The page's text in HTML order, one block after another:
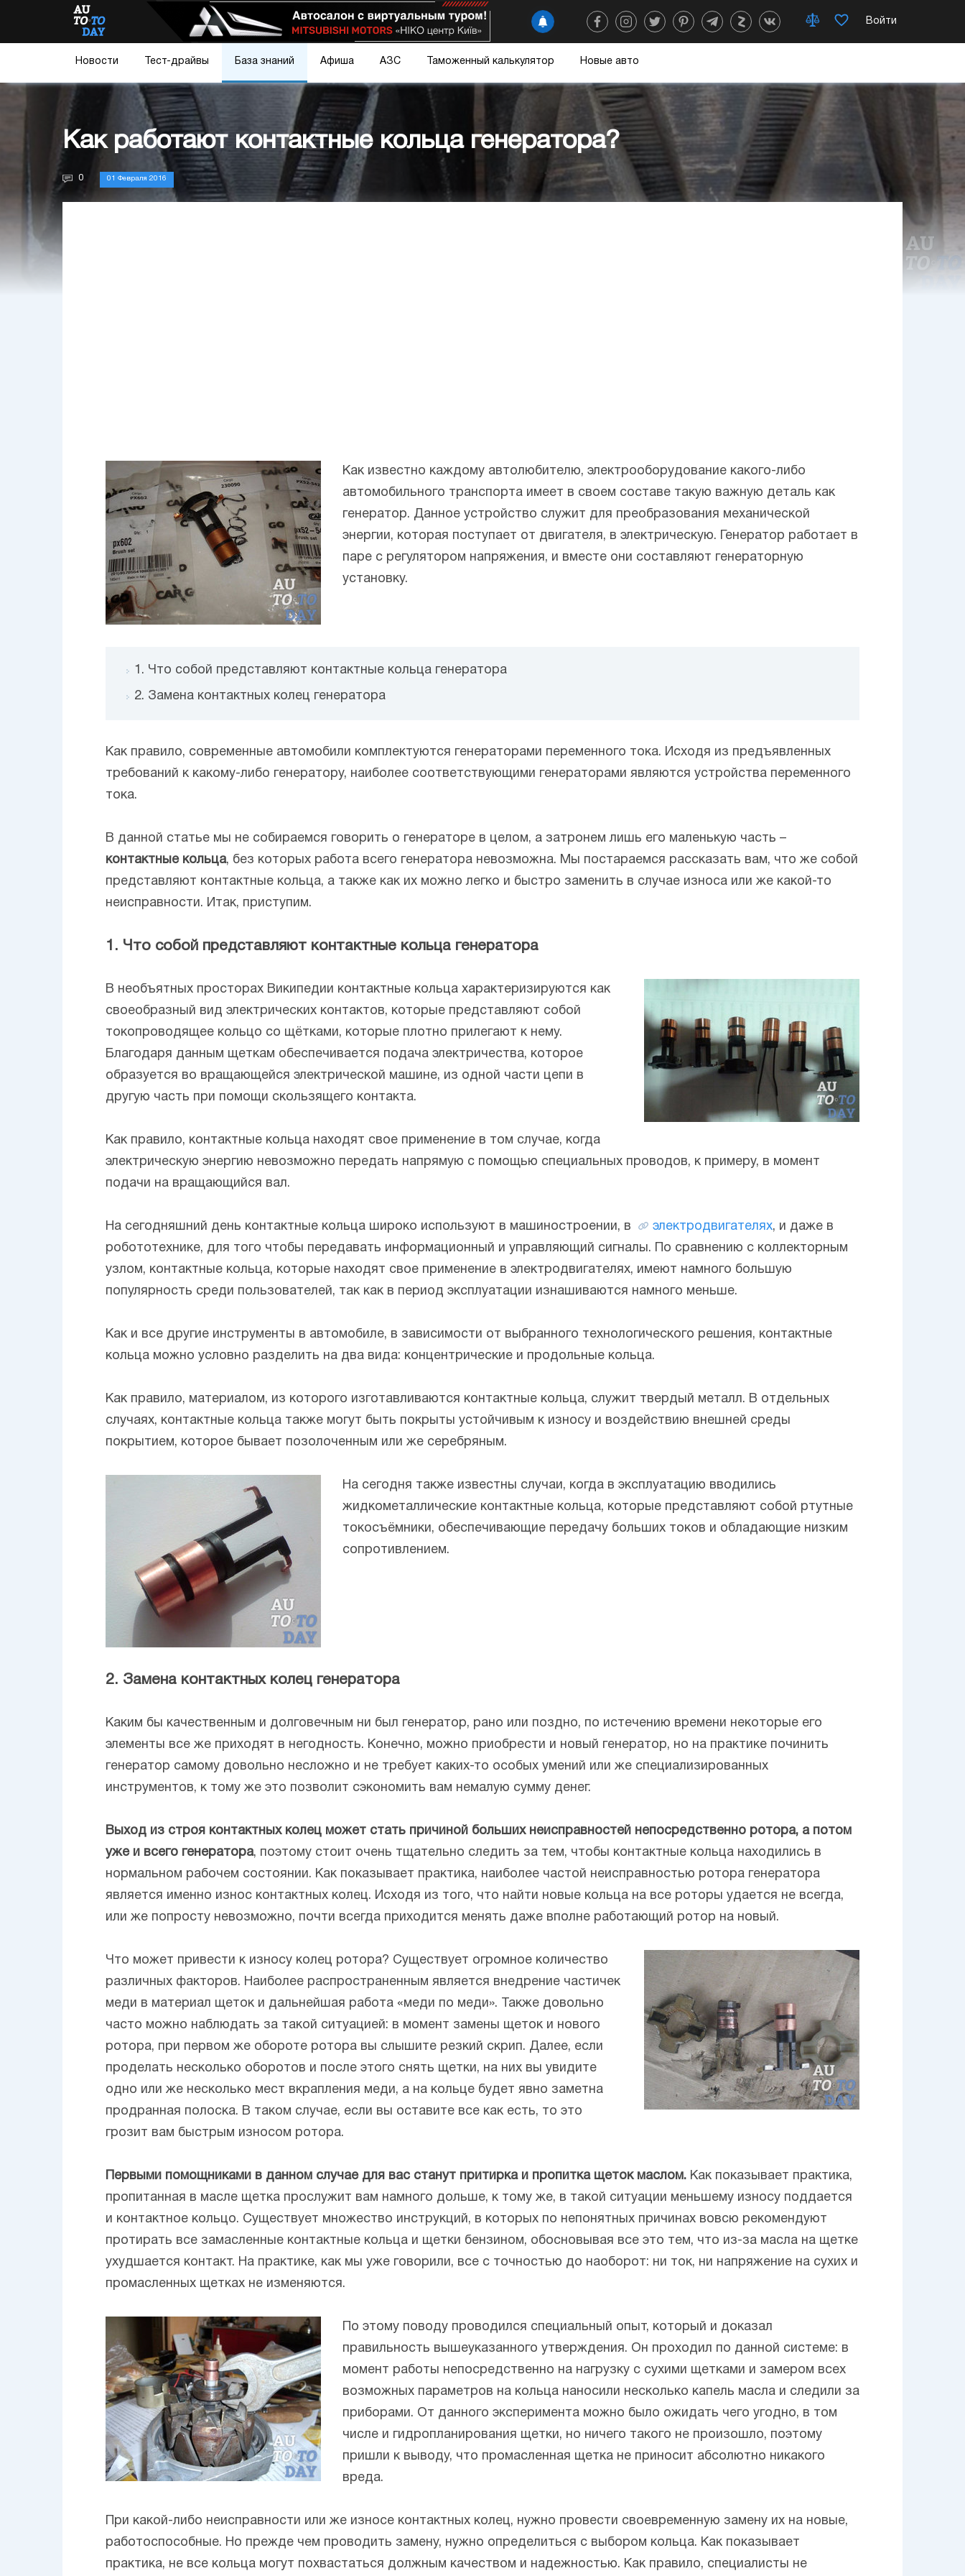
Войти
Новости Тест-драйвы База знаний Афиша АЗС Таможенный калькулятор Новые авто
Как работают контактные кольца генератора?
0 01 Февраля 2016
Как известно каждому автолюбителю, электрооборудование какого-либо
автомобильного транспорта имеет в своем составе такую важную деталь как
генератор. Данное устройство служит для преобразования механической
энергии, которая поступает от двигателя, в электрическую. Генератор работает в
паре с регулятором напряжения, и вместе они составляют генераторную
установку.
1. Что собой представляют контактные кольца генератора
2. Замена контактных колец генератора
Как правило, современные автомобили комплектуются генераторами переменного тока. Исходя из предъявленных
требований к какому-либо генератору, наиболее соответствующими генераторами являются устройства переменного
тока.
В данной статье мы не собираемся говорить о генераторе в целом, а затронем лишь его маленькую часть –
контактные кольца, без которых работа всего генератора невозможна. Мы постараемся рассказать вам, что же собой
представляют контактные кольца, а также как их можно легко и быстро заменить в случае износа или же какой-то
неисправности. Итак, приступим.
1. Что собой представляют контактные кольца генератора
В необъятных просторах Википедии контактные кольца характеризируются как
своеобразный вид электрических контактов, которые представляют собой
токопроводящее кольцо со щётками, которые плотно прилегают к нему.
Благодаря данным щеткам обеспечивается подача электричества, которое
образуется во вращающейся электрической машине, из одной части цепи в
другую часть при помощи скользящего контакта.
Как правило, контактные кольца находят свое применение в том случае, когда
электрическую энергию невозможно передать напрямую с помощью специальных проводов, к примеру, в момент
подачи на вращающийся вал.
На сегодняшний день контактные кольца широко используют в машиностроении, в электродвигателях, и даже в
робототехнике, для того чтобы передавать информационный и управляющий сигналы. По сравнению с коллекторным
узлом, контактные кольца, которые находят свое применение в электродвигателях, имеют намного большую
популярность среди пользователей, так как в период эксплуатации изнашиваются намного меньше.
Как и все другие инструменты в автомобиле, в зависимости от выбранного технологического решения, контактные
кольца можно условно разделить на два вида: концентрические и продольные кольца.
Как правило, материалом, из которого изготавливаются контактные кольца, служит твердый металл. В отдельных
случаях, контактные кольца также могут быть покрыты устойчивым к износу и воздействию внешней среды
покрытием, которое бывает позолоченным или же серебряным.
На сегодня также известны случаи, когда в эксплуатацию вводились
жидкометаллические контактные кольца, которые представляют собой ртутные
токосъёмники, обеспечивающие передачу больших токов и обладающие низким
сопротивлением.
2. Замена контактных колец генератора
Каким бы качественным и долговечным ни был генератор, рано или поздно, по истечению времени некоторые его
элементы все же приходят в негодность. Конечно, можно приобрести и новый генератор, но на практике починить
генератор самому довольно несложно и не требует каких-то особых умений или же специализированных
инструментов, к тому же это позволит сэкономить вам немалую сумму денег.
Выход из строя контактных колец может стать причиной больших неисправностей непосредственно ротора, а потом
уже и всего генератора, поэтому стоит очень тщательно следить за тем, чтобы контактные кольца находились в
нормальном рабочем состоянии. Как показывает практика, наиболее частой неисправностью ротора генератора
является именно износ контактных колец. Исходя из того, что найти новые кольца на все роторы удается не всегда,
или же попросту невозможно, почти всегда приходится менять даже вполне работающий ротор на новый.
Что может привести к износу колец ротора? Существует огромное количество
различных факторов. Наиболее распространенным является внедрение частичек
меди в материал щеток и дальнейшая работа «меди по меди». Также довольно
часто можно наблюдать за такой ситуацией: в момент замены щеток и нового
ротора, при первом же обороте ротора вы слышите резкий скрип. Далее, если
проделать несколько оборотов и после этого снять щетки, на них вы увидите
одно или же несколько мест вкрапления меди, а на кольце будет явно заметна
продранная полоска. В таком случае, если вы оставите все как есть, то это
грозит вам быстрым износом ротора.
Первыми помощниками в данном случае для вас станут притирка и пропитка щеток маслом. Как показывает практика,
пропитанная в масле щетка прослужит вам намного дольше, к тому же, в такой ситуации меньшему износу поддается
и контактное кольцо. Существует множество инструкций, в которых по непонятных причинах вовсю рекомендуют
протирать все замасленные контактные кольца и щетки бензином, обосновывая все это тем, что из-за масла на щетке
ухудшается контакт. На практике, как мы уже говорили, все с точностью до наоборот: ни ток, ни напряжение на сухих и
промасленных щетках не изменяются.
По этому поводу проводился специальный опыт, который и доказал
правильность вышеуказанного утверждения. Он проходил по данной системе: в
момент работы непосредственно на нагрузку с сухими щетками и замером всех
возможных параметров на кольца наносили несколько капель масла и следили за
приборами. От данного эксперимента можно было ожидать чего угодно, в том
числе и гидропланирования щетки, но ничего такого не произошло, поэтому
пришли к выводу, что промасленная щетка не приносит абсолютно никакого
вреда.
При какой-либо неисправности или же износе контактных колец, нужно провести своевременную замену их на новые,
работоспособные. Но прежде чем проводить замену, нужно определиться с выбором кольца. Как показывает
практика, не все кольца могут похвастаться должным качеством и надежностью. Как правило, специалисты не